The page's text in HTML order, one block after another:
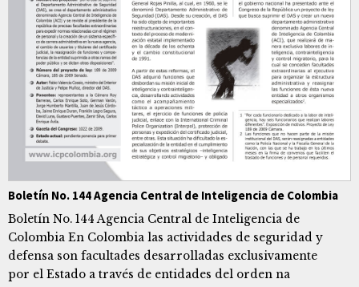
Boletín No. 144 Agencia Central de Inteligencia de Colombia
Boletín No. 144 Agencia Central de Inteligencia de
Colombia En Colombia las actividades de seguridad y
defensa son facultades desarrolladas exclusivamente
por el Estado a través de entidades del orden na